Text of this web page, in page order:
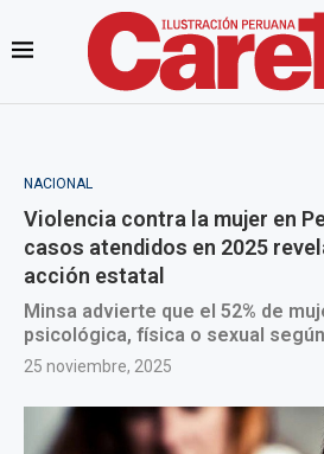
NACIONAL
Violencia contra la mujer en
casos atendidos en 2025
acción estatal
Minsa advierte que el 52% de
psicológica, física o sexual
25 noviembre, 2025